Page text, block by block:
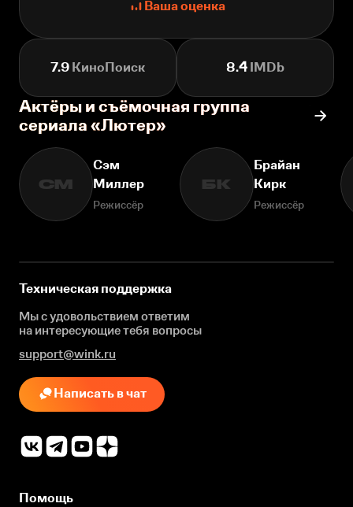
Ваша оценка
7.9 КиноПоиск 8.4 IMDb
Актёры и съёмочная группа
сериала «Лютер»
СМ
Сэм
Миллер
Режиссёр
БК
Брайан
Кирк
Режиссёр
Техническая поддержка
Мы с удовольствием ответим
на интересующиетебя вопросы
support@wink.ru
Написать в чат
Помощь